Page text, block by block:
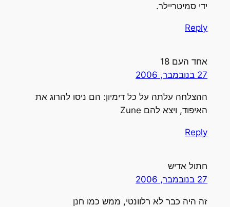
ידי סמיטריילר.
Reply
אחד העם 18
27 בנובמבר, 2006
ההצלחה עלתה על כל דימיון: הם ניסו להרוג את
האיפוד, ויצא להם Zune
Reply
חתול אדיש
27 בנובמבר, 2006
זה היה כבר לא רלוונטי, ממש כמו חנן